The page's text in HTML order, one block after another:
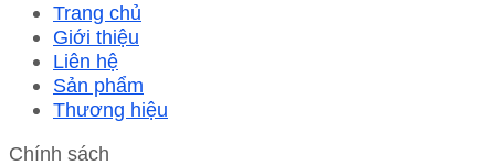
Trang chủ
Giới thiệu
Liên hệ
Sản phẩm
Thương hiệu
Chính sách